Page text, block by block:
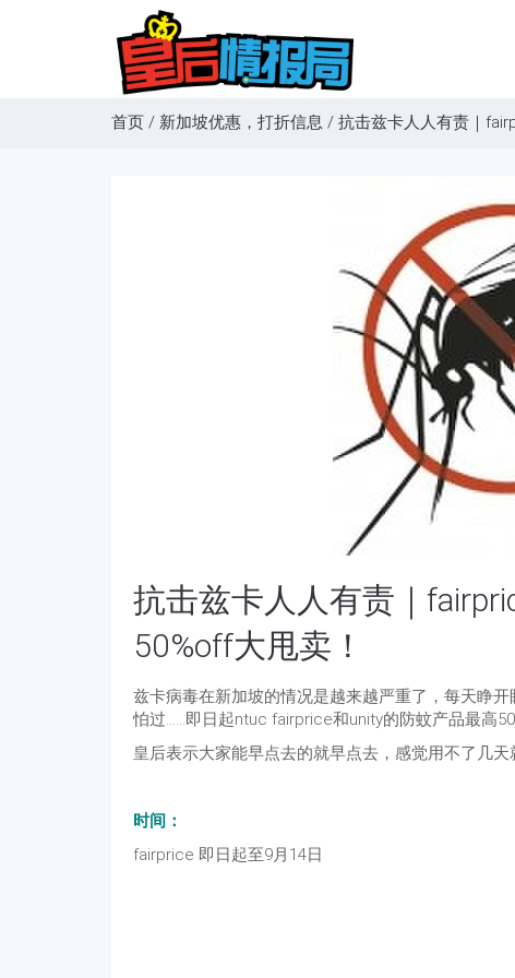
首页 / 新加坡优惠，打折信息 / 抗击兹卡人人有责｜
抗击兹卡人人有责｜
50%off大甩卖！
兹卡病毒在新加坡的情况是越来越严重了，每天睁
怕过……即日起ntuc fairprice和unity的防蚊产品最高
皇后表示大家能早点去的就早点去，感觉用不了几
时间：
fairprice 即日起至9月14日